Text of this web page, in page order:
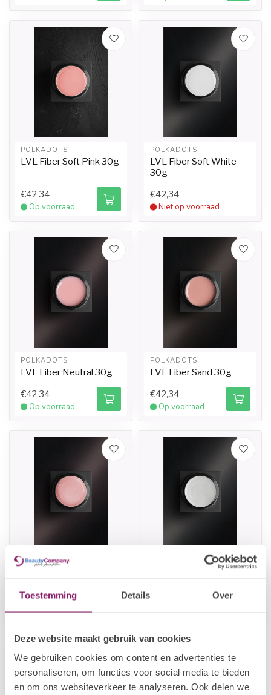
Toestemming Details Over
Deze website maakt gebruik van cookies
We gebruiken cookies om content en advertenties te
personaliseren, om functies voor social media te bieden
en om ons websiteverkeer te analyseren. Ook delen we
POLKADOTS
LVL Fiber Soft Pink 30g
€42,34
Op voorraad
POLKADOTS
LVL Fiber Soft White
30g
€42,34
Niet op voorraad
POLKADOTS
LVL Fiber Neutral 30g
€42,34
Op voorraad
POLKADOTS
LVL Fiber Sand 30g
€42,34
Op voorraad
POLKADOTS
LVL Fiber Sparkling